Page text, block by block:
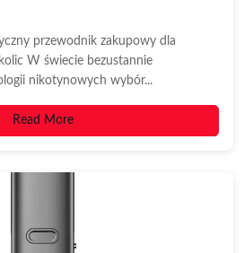
przewodnik zakupowy dla
W świecie bezustannie
nikotynowych wybór...
Read More